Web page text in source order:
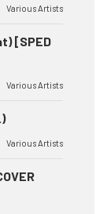
Various Artists
[SPED
Various Artists
Various Artists